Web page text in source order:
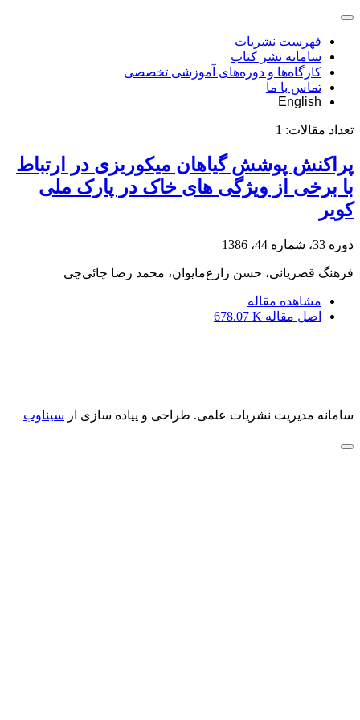
فهرست نشریات
سامانه نشر کتاب
کارگاه‌ها و دوره‌های آموزشی تخصصی
تماس با ما
English
تعداد مقالات: 1
پراکنش پوشش گیاهان میکوریزی در ارتباط
با برخی از ویژگی های خاک در پارک ملی
کویر
دوره 33، شماره 44، 1386
فرهنگ قصریانی، حسن زارع‌مایوان، محمد رضا چائی‌چی
مشاهده مقاله
اصل مقاله 678.07 K
سامانه مدیریت نشریات علمی. طراحی و پیاده سازی از سیناوب